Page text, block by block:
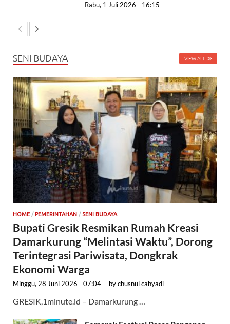
Rabu, 1 Juli 2026 - 16:15
SENI BUDAYA VIEW ALL
HOME / PEMERINTAHAN / SENI BUDAYA
Bupati Gresik Resmikan Rumah Kreasi
Damarkurung “Melintasi Waktu”, Dorong
Terintegrasi Pariwisata, Dongkrak
Ekonomi Warga
Minggu, 28 Juni 2026 - 07:04 - bychusnul cahyadi
GRESIK,1minute.id – Damarkurung …